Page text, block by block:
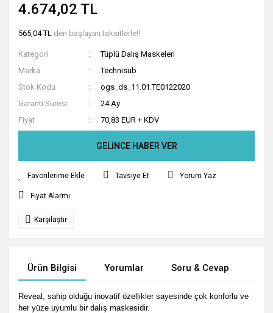
4.674,02 TL
565,04 TL den başlayan taksitlerle!!
Kategori
Tüplü Dalış Maskeleri
Marka
Technisub
Stok Kodu
ogs_ds_11.01.TE0122020
Garanti Süresi
24 Ay
Fiyat
70,83 EUR + KDV
GELİNCE HABER VER
Tavsiye Et Yorum Yaz
Fiyat Alarmı
Karşılaştır
Ürün Bilgisi Yorumlar Soru & Cevap
Reveal, sahip olduğu inovatif özellikler sayesinde çok konforlu ve
her yüze uyumlu bir dalış maskesidir.